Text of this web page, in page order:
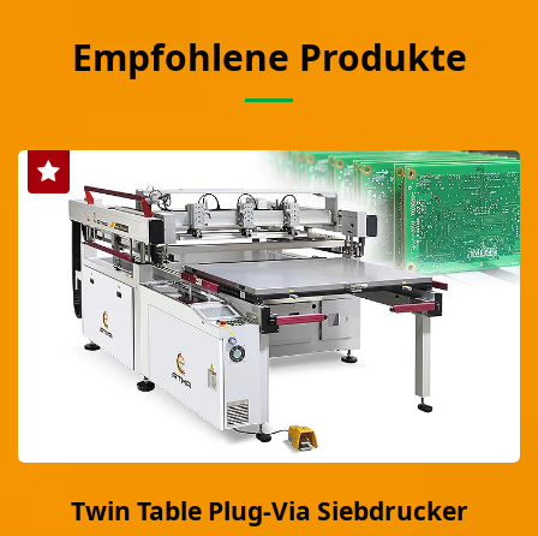
Empfohlene Produkte
Twin Table Plug-Via Siebdrucker